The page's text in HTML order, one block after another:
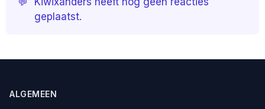
geplaatst.
ALGEMEEN